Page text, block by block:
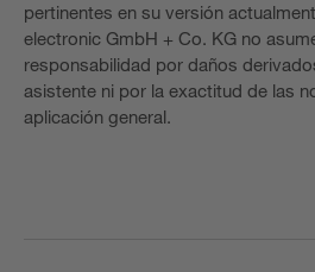
pertinentes en su versión
electronic GmbH + Co. KG no
responsabilidad por daños
asistente ni por la exactitud de las
aplicación general.